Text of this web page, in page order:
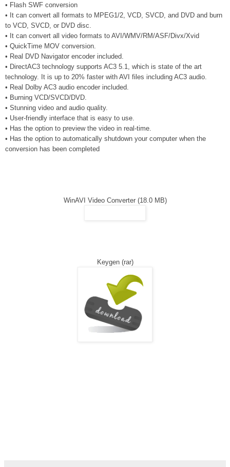
• Flash SWF conversion
• It can convert all formats to MPEG1/2, VCD, SVCD, and DVD and burn
to VCD, SVCD, or DVD disc.
• It can convert all video formats to AVI/WMV/RM/ASF/Divx/Xvid
• QuickTime MOV conversion.
• Real DVD Navigator encoder included.
• DirectAC3 technology supports AC3 5.1, which is state of the art
technology. It is up to 20% faster with AVI files including AC3 audio.
• Real Dolby AC3 audio encoder included.
• Burning VCD/SVCD/DVD.
• Stunning video and audio quality.
• User-friendly interface that is easy to use.
• Has the option to preview the video in real-time.
• Has the option to automatically shutdown your computer when the
conversion has been completed
WinAVI Video Converter (18.0 MB)
Keygen (rar)